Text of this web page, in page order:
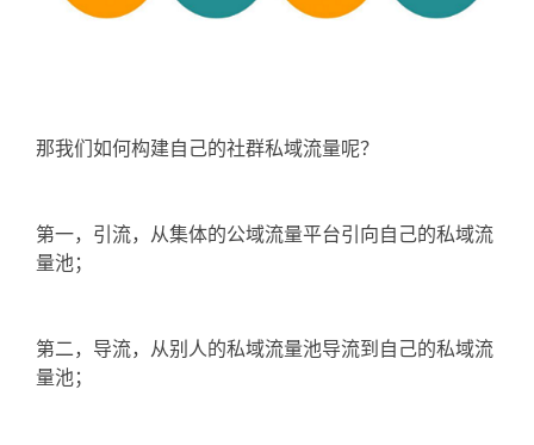
那我们如何构建自己的社群私域流量呢？
第一，引流，从集体的公域流量平台引向自己的私域流
量池；
第二，导流，从别人的私域流量池导流到自己的私域流
量池；